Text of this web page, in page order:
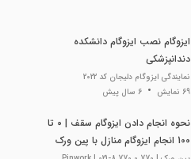
ایزوگام نصب ایزوگام دانشکده
دندانپزشکی
نمایندگی ایزوگام دلیجان کد 2022
69 نمایش
6 سال پیش
نحوه انجام دادن ایزوگام سقف | 0 تا
100 انجام ایزوگام منازل با پین ورک